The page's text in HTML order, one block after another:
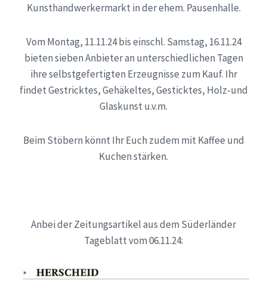
Kunsthandwerkermarkt in der ehem. Pausenhalle.
Vom Montag, 11.11.24 bis einschl. Samstag, 16.11.24
bieten sieben Anbieter an unterschiedlichen Tagen
ihre selbstgefertigten Erzeugnisse zum Kauf. Ihr
findet Gestricktes, Gehäkeltes, Gesticktes, Holz-und
Glaskunst u.v.m.
Beim Stöbern könnt Ihr Euch zudem mit Kaffee und
Kuchen stärken.
Anbei der Zeitungsartikel aus dem Süderländer
Tageblatt vom 06.11.24: